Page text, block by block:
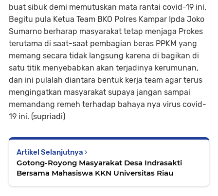
buat sibuk demi memutuskan mata rantai covid-19 ini.
Begitu pula Ketua Team BKO Polres Kampar Ipda Joko
Sumarno berharap masyarakat tetap menjaga Prokes
terutama di saat-saat pembagian beras PPKM yang
memang secara tidak langsung karena di bagikan di
satu titik menyebabkan akan terjadinya kerumunan,
dan ini pulalah diantara bentuk kerja team agar terus
mengingatkan masyarakat supaya jangan sampai
memandang remeh terhadap bahaya nya virus covid-
19 ini. (supriadi)
Artikel Selanjutnya
Gotong-Royong Masyarakat Desa Indrasakti
Bersama Mahasiswa KKN Universitas Riau